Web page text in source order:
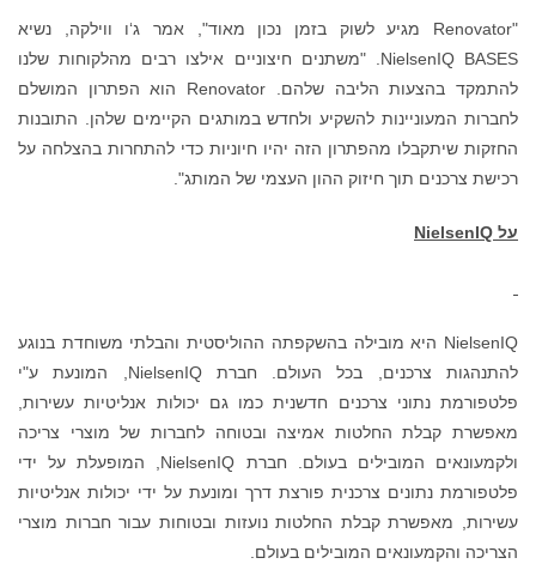
"Renovator מגיע לשוק בזמן נכון מאוד", אמר ג‘ו ווילקה, נשיא
NielsenIQ BASES. "משתנים חיצוניים אילצו רבים מהלקוחות שלנו
להתמקד בהצעות הליבה שלהם. Renovator הוא הפתרון המושלם
לחברות המעוניינות להשקיע ולחדש במותגים הקיימים שלהן. התובנות
החזקות שיתקבלו מהפתרון הזה יהיו חיוניות כדי להתחרות בהצלחה על
רכישת צרכנים תוך חיזוק ההון העצמי של המותג".
על NielsenIQ
NielsenIQ היא מובילה בהשקפתה ההוליסטית והבלתי משוחדת בנוגע
להתנהגות צרכנים, בכל העולם. חברת NielsenIQ, המונעת ע"י
פלטפורמת נתוני צרכנים חדשנית כמו גם יכולות אנליטיות עשירות,
מאפשרת קבלת החלטות אמיצה ובטוחה לחברות של מוצרי צריכה
ולקמעונאים המובילים בעולם. חברת NielsenIQ, המופעלת על ידי
פלטפורמת נתונים צרכנית פורצת דרך ומונעת על ידי יכולות אנליטיות
עשירות, מאפשרת קבלת החלטות נועזות ובטוחות עבור חברות מוצרי
הצריכה והקמעונאים המובילים בעולם.